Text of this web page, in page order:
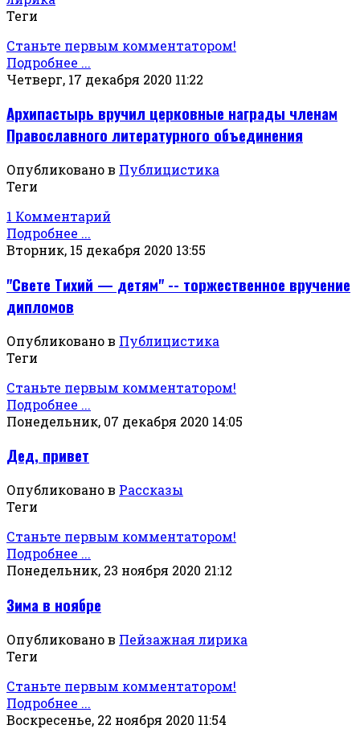
Теги
Станьте первым комментатором!
Подробнее ...
Четверг, 17 декабря 2020 11:22
Архипастырь вручил церковные награды членам
Православного литературного объединения
Опубликовано в Публицистика
Теги
1 Комментарий
Подробнее ...
Вторник, 15 декабря 2020 13:55
"Свете Тихий — детям" -- торжественное вручение
дипломов
Опубликовано в Публицистика
Теги
Станьте первым комментатором!
Подробнее ...
Понедельник, 07 декабря 2020 14:05
Дед, привет
Опубликовано в Рассказы
Теги
Станьте первым комментатором!
Подробнее ...
Понедельник, 23 ноября 2020 21:12
Зима в ноябре
Опубликовано в Пейзажная лирика
Теги
Станьте первым комментатором!
Подробнее ...
Воскресенье, 22 ноября 2020 11:54